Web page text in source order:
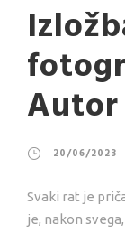
Autor
20/06/2023
Svaki rat je
je, nakon